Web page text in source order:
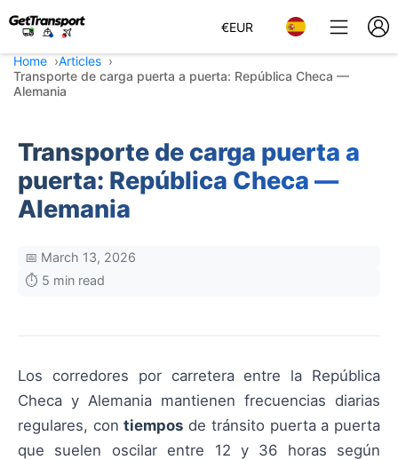
€EUR
Home
Articles
Transporte de carga puerta a puerta: República Checa —
Alemania
Transporte de carga puerta a
puerta: República Checa —
Alemania
📅 March 13, 2026
⏱️ 5 min read
Los corredores por carretera entre la República
Checa y Alemania mantienen frecuencias diarias
regulares, contiempos de tránsito puerta a puerta
que suelen oscilar entre 12 y 36 horas según